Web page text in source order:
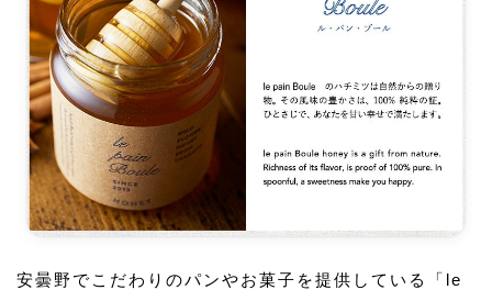
安曇野でこだわりのパンやお菓子を提供している「le